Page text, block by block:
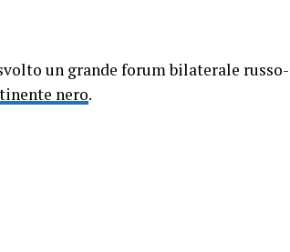
un grande forum bilaterale
nero.